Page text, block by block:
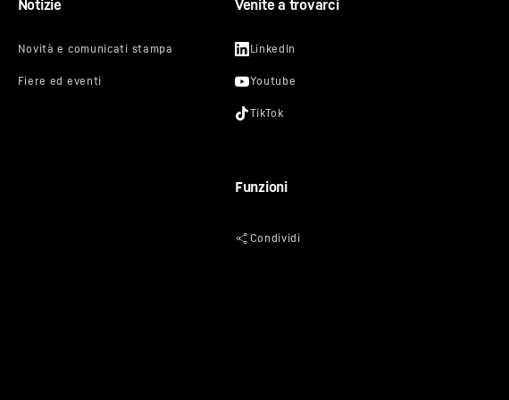
Notizie Venite a trovarci
Funzioni